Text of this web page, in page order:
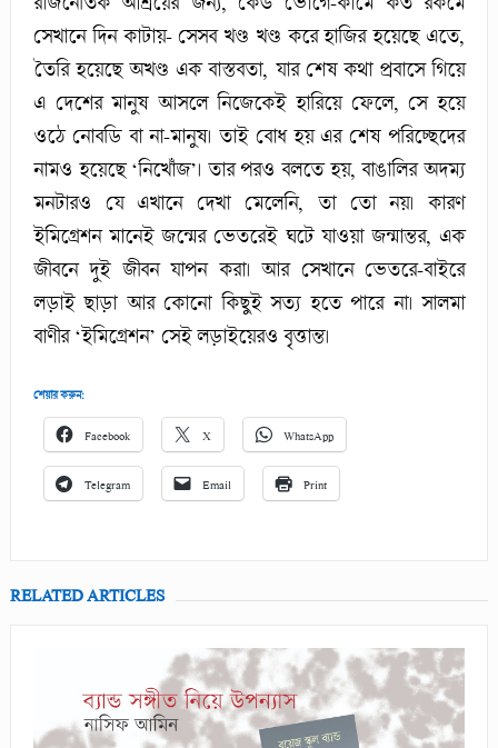
সেখানে দিন কাটায়- সেসব খণ্ড খণ্ড করে হাজির হয়েছে এতে,
তৈরি হয়েছে অখণ্ড এক বাস্তবতা, যার শেষ কথা প্রবাসে গিয়ে
এ দেশের মানুষ আসলে নিজেকেই হারিয়ে ফেলে, সে হয়ে
ওঠে নোবডি বা না-মানুষ। তাই বোধ হয় এর শেষ পরিচ্ছেদের
নামও হয়েছে ‘নিখোঁজ’। তার পরও বলতে হয়, বাঙালির অদম্য
মনটারও যে এখানে দেখা মেলেনি, তা তো নয়। কারণ
ইমিগ্রেশন মানেই জন্মের ভেতরেই ঘটে যাওয়া জন্মান্তর, এক
জীবনে দুই জীবন যাপন করা। আর সেখানে ভেতরে-বাইরে
লড়াই ছাড়া আর কোনো কিছুই সত্য হতে পারে না। সালমা
বাণীর ‘ইমিগ্রেশন’ সেই লড়াইয়েরও বৃত্তান্ত।
শেয়ার করুন:
Facebook X WhatsApp
Telegram Email Print
RELATED ARTICLES